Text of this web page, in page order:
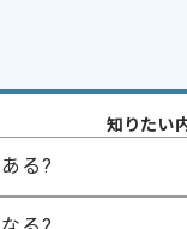
の折衝及び技術的課
グを用いた作業改善
る方へ
キルをお持ちであれば申
知りたい
る?